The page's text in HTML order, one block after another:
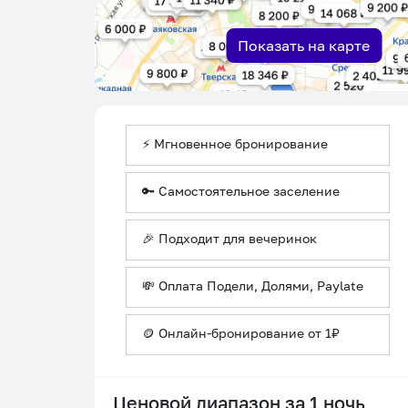
Показать на карте
⚡ Мгновенное бронирование
🔑 Самостоятельное заселение
🎉 Подходит для вечеринок
💸 Оплата Подели, Долями, Paylate
🪙 Онлайн-бронирование от 1₽
Ценовой диапазон за 1 ночь